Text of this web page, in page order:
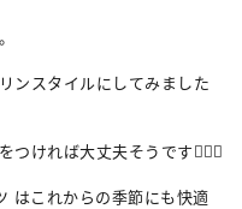
ンスタイルにしてみました
ければ大丈夫そうです🙆🏻‍♀️
はこれからの季節にも快適